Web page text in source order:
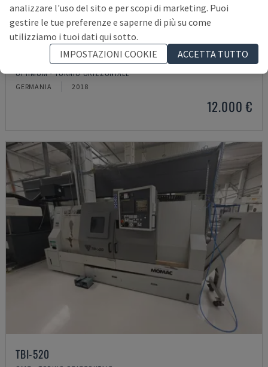
OPTIMUM - TORNIO ORIZZONTALE
GERMANIA 2018
12.000 €
TBI-520
analizzare l'uso del sito e per scopi di marketing. Puoi
gestire le tue preferenze e saperne di più su come
utilizziamo i tuoi dati qui sotto.
IMPOSTAZIONI COOKIE
ACCETTA TUTTO